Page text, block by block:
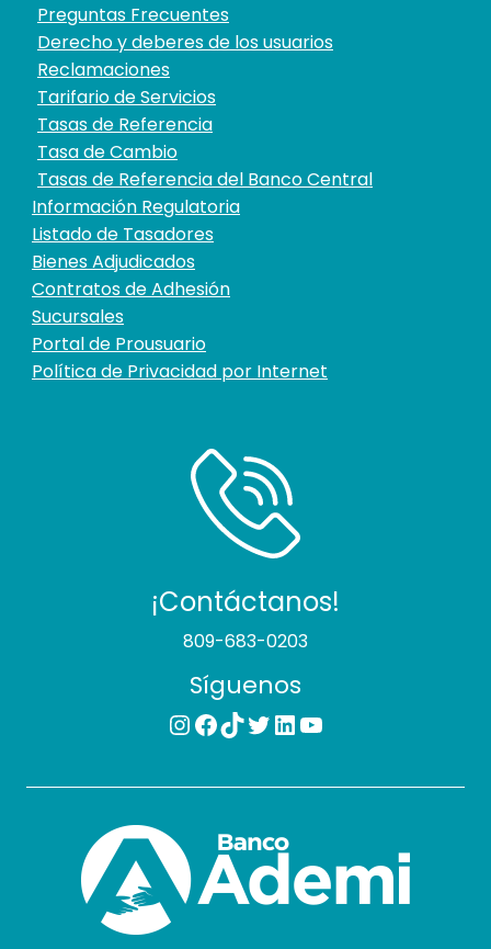
Preguntas Frecuentes
Derecho y deberes de los usuarios
Reclamaciones
Tarifario de Servicios
Tasas de Referencia
Tasa de Cambio
Tasas de Referencia del Banco Central
Información Regulatoria
Listado de Tasadores
Bienes Adjudicados
Contratos de Adhesión
Sucursales
Portal de Prousuario
Política de Privacidad por Internet
¡Contáctanos!
809-683-0203
Síguenos
Instagram
Facebook
TikTok
Twitter
LinkedIn
YouTube